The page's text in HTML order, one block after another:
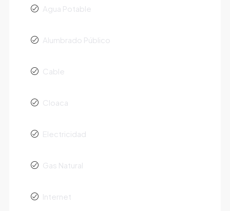
Agua Potable
Alumbrado Público
Cable
Cloaca
Electricidad
Gas Natural
Internet